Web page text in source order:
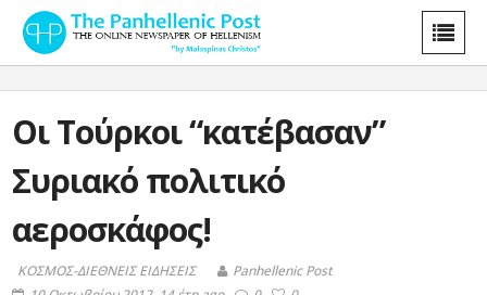
Οι Τούρκοι “κατέβασαν”
Συριακό πολιτικό
αεροσκάφος!
ΚΟΣΜΟΣ-ΔΙΕΘΝΕΙΣ ΕΙΔΗΣΕΙΣ
Panhellenic Post